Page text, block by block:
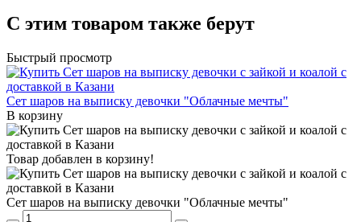
С этим товаром также берут
Быстрый просмотр
Сет шаров на выписку девочки "Облачные мечты"
В корзину
Товар добавлен в корзину!
Сет шаров на выписку девочки "Облачные мечты"